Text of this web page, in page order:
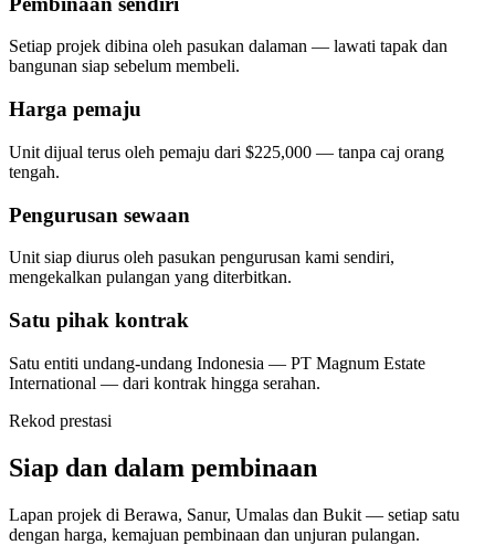
Setiap projek dibina oleh pasukan dalaman — lawati tapak dan
bangunan siap sebelum membeli.
Harga pemaju
Unit dijual terus oleh pemaju dari $225,000 — tanpa caj orang
tengah.
Pengurusan sewaan
Unit siap diurus oleh pasukan pengurusan kami sendiri,
mengekalkan pulangan yang diterbitkan.
Satu pihak kontrak
Satu entiti undang-undang Indonesia — PT Magnum Estate
International — dari kontrak hingga serahan.
Rekod prestasi
Siap dan dalam pembinaan
Lapan projek di Berawa, Sanur, Umalas dan Bukit — setiap satu
dengan harga, kemajuan pembinaan dan unjuran pulangan.